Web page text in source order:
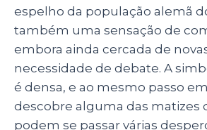
espelho da população alemã
também uma sensação de
embora ainda cercada de
necessidade de debate. A
é densa, e ao mesmo passo
descobre alguma das matizes
podem se passar várias